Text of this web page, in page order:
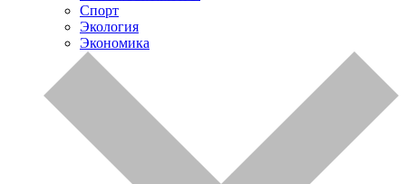
Спорт
Экология
Экономика